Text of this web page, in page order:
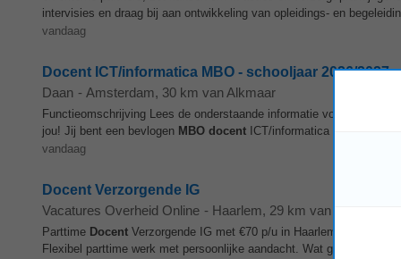
intervisies en draag bij aan ontwikkeling van opleidings- en
vandaag
Docent ICT/informatica MBO - schooljaar 2026/2027
Daan - Amsterdam, 30 km van Alkmaar
Functieomschrijving Lees de onderstaande informatie voor meer
jou! Jij bent een bevlogen MBO docent ICT/informatica met stevige
vandaag
Docent Verzorgende IG
Vacatures Overheid Online - Haarlem, 29 km van Alkmaar
Parttime Docent Verzorgende IG met €70 p/u in Haarlem
Flexibel parttime werk met persoonlijke aandacht. Wat ga je doen?